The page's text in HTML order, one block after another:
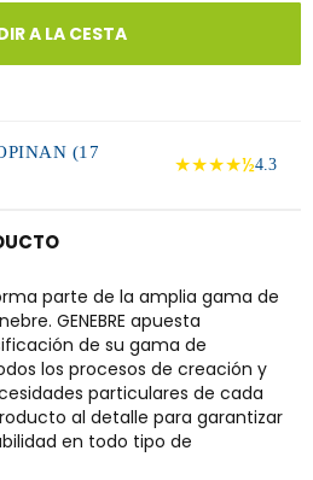
A LA CESTA
(17
★★★★½4.3
parte de la amplia gama de
GENEBRE apuesta
de su gama de
los procesos de creación y
particulares de cada
al detalle para garantizar
en todo tipo de